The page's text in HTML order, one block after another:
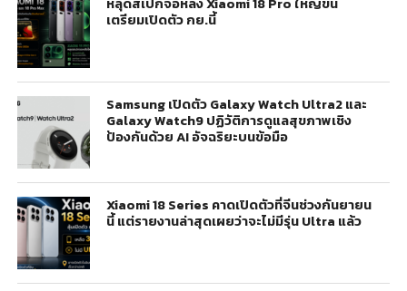
เตรียมเปิดตัว กย.นี้
Samsung เปิดตัว Galaxy Watch Ultra2 และ
Galaxy Watch9 ปฏิวัติการดูแลสุขภาพเชิง
ป้องกันด้วย AI อัจฉริยะบนข้อมือ
Xiaomi 18 Series คาดเปิดตัวที่จีนช่วงกันยายน
นี้ แต่รายงานล่าสุดเผยว่าจะไม่มีรุ่น Ultra แล้ว